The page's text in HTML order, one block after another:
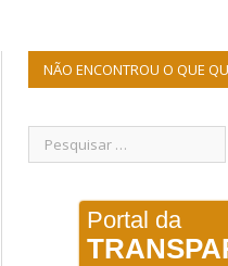
NÃO ENCONTROU O QUE
Portal da